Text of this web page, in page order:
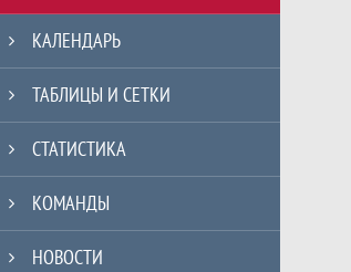
КАЛЕНДАРЬ
ТАБЛИЦЫ И СЕТКИ
СТАТИСТИКА
КОМАНДЫ
НОВОСТИ